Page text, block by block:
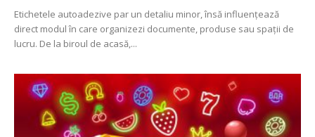
Etichetele autoadezive par un detaliu minor, însă influențează
direct modul în care organizezi documente, produse sau spații de
lucru. De la biroul de acasă,...